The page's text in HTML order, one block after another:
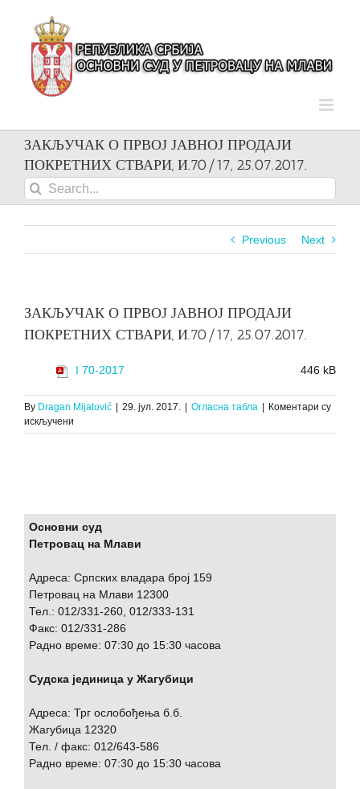
content
ЗАКЉУЧАК О ПРВОЈ ЈАВНОЈ ПРОДАЈИ
ПОКРЕТНИХ СТВАРИ, И.70/17, 25.07.2017.
Search
for:
Previous Next
ЗАКЉУЧАК О ПРВОЈ ЈАВНОЈ ПРОДАЈИ
ПОКРЕТНИХ СТВАРИ, И.70/17, 25.07.2017.
I 70-2017 446 kB
By Dragan Mijatović 29. јул. 2017. Огласна табла
Коментари су
искључени
ЗАКЉУЧАК
И.70/17,
25.07.2017.
Основни суд
Петровац на Млави
Адреса: Српских владара број 159
Петровац на Млави 12300
Тел.: 012/331-260, 012/333-131
Факс: 012/331-286
Радно време: 07:30 до 15:30 часова
Судска јединица у Жагубици
Адреса: Трг ослобођења б.б.
Жагубица 12320
Тел. / факс: 012/643-586
Радно време: 07:30 до 15:30 часова